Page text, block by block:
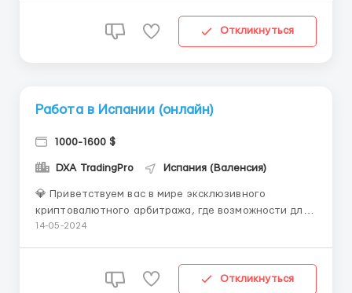
сообщества, объединенного общими целями и
Откликнуться
Работа в Испании (онлайн)
1000-1600 $
DXA TradingPro Испания (Валенсия)
💎 Приветствуем вас в мире эксклюзивного
криптовалютного арбитража, где возможности для
финансового успеха бесконечны! 🔍 Мы ищем
криптовалютами и достичь невиданных высот
14-05-2024
Откликнуться